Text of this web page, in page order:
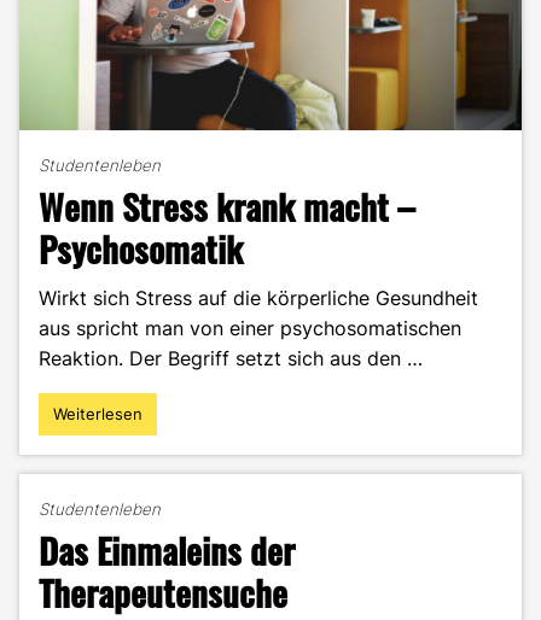
Studentenleben
Wenn Stress krank macht –
Psychosomatik
Wirkt sich Stress auf die körperliche Gesundheit
aus spricht man von einer psychosomatischen
Reaktion. Der Begriff setzt sich aus den …
"Wenn
Stress
–
Psychosomatik"
Weiterlesen
Studentenleben
Das Einmaleins der
Therapeutensuche